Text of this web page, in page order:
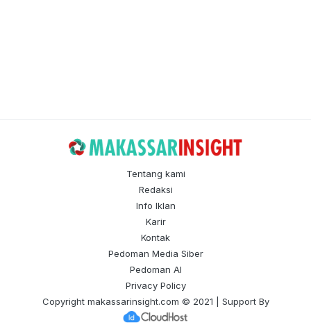
Tentang kami
Redaksi
Info Iklan
Karir
Kontak
Pedoman Media Siber
Pedoman AI
Privacy Policy
Copyright makassarinsight.com © 2021 | Support By